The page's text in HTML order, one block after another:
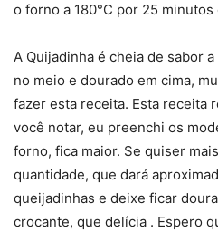
o forno a 180°C por 25 minutos
A Quijadinha é cheia de sabor
no meio e dourado em cima,
fazer esta receita. Esta receita
você notar, eu preenchi os
forno, fica maior. Se quiser
quantidade, que dará
queijadinhas e deixe ficar
crocante, que delícia . Espero